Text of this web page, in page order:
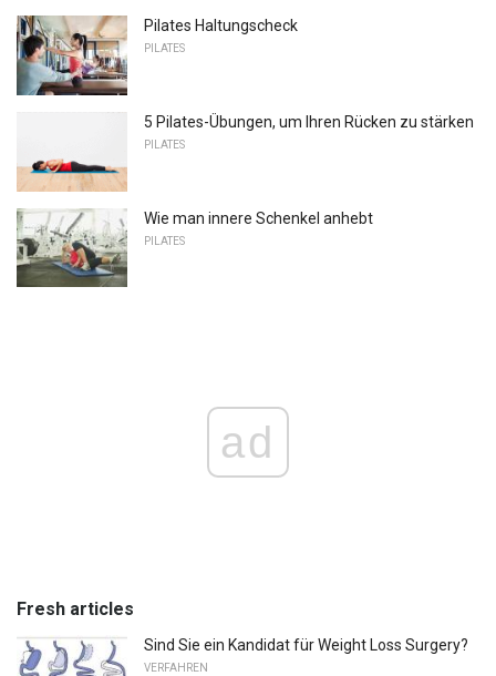
Pilates Haltungscheck
PILATES
5 Pilates-Übungen, um Ihren Rücken zu stärken
PILATES
Wie man innere Schenkel anhebt
PILATES
ad
Fresh articles
Sind Sie ein Kandidat für Weight Loss Surgery?
VERFAHREN